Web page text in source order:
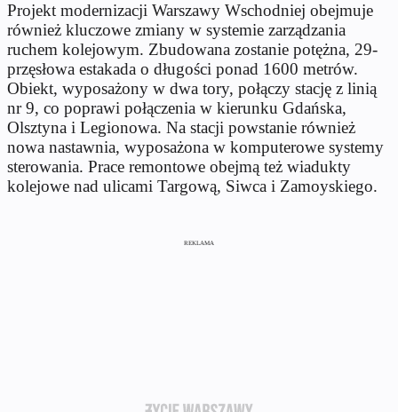
Projekt modernizacji Warszawy Wschodniej obejmuje
również kluczowe zmiany w systemie zarządzania
ruchem kolejowym. Zbudowana zostanie potężna, 29-
przęsłowa estakada o długości ponad 1600 metrów.
Obiekt, wyposażony w dwa tory, połączy stację z linią
nr 9, co poprawi połączenia w kierunku Gdańska,
Olsztyna i Legionowa. Na stacji powstanie również
nowa nastawnia, wyposażona w komputerowe systemy
sterowania. Prace remontowe obejmą też wiadukty
kolejowe nad ulicami Targową, Siwca i Zamoyskiego.
REKLAMA